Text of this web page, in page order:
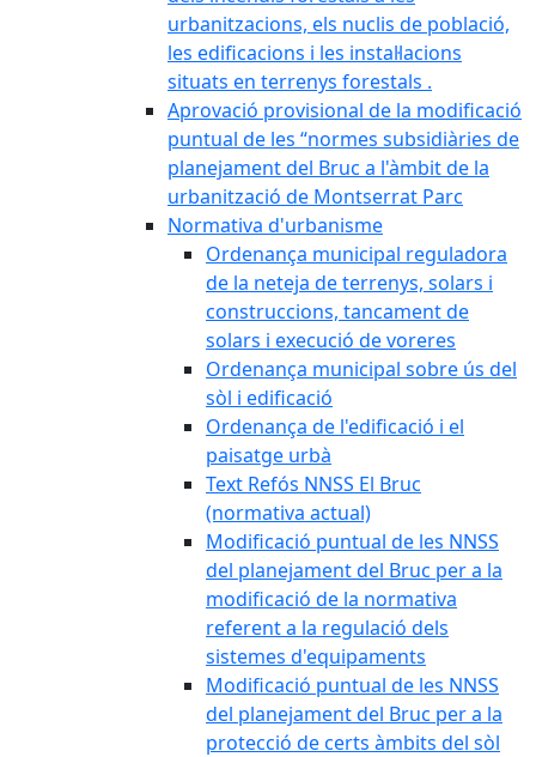
urbanitzacions, els nuclis de població,
les edificacions i les instal·lacions
situats en terrenys forestals .
Aprovació provisional de la modificació
puntual de les “normes subsidiàries de
planejament del Bruc a l'àmbit de la
urbanització de Montserrat Parc
Normativa d'urbanisme
Ordenança municipal reguladora
de la neteja de terrenys, solars i
construccions, tancament de
solars i execució de voreres
Ordenança municipal sobre ús del
sòl i edificació
Ordenança de l'edificació i el
paisatge urbà
Text Refós NNSS El Bruc
(normativa actual)
Modificació puntual de les NNSS
del planejament del Bruc per a la
modificació de la normativa
referent a la regulació dels
sistemes d'equipaments
Modificació puntual de les NNSS
del planejament del Bruc per a la
protecció de certs àmbits del sòl